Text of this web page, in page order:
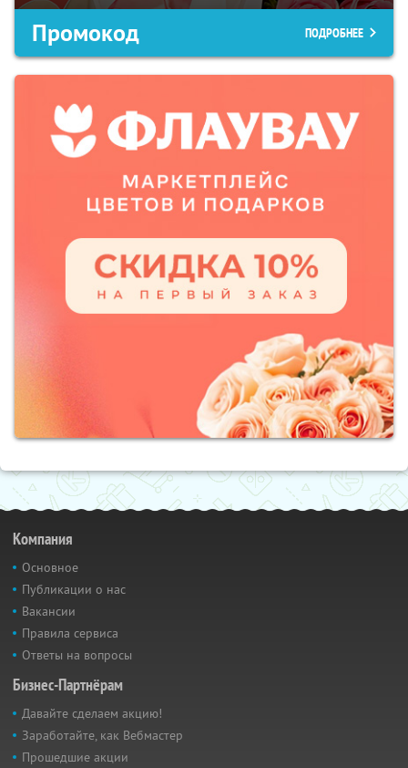
Промокод ПОДРОБНЕЕ
Компания
Основное
Публикации о нас
Вакансии
Правила сервиса
Ответы на вопросы
Бизнес-Партнёрам
Давайте сделаем акцию!
Заработайте, как Вебмастер
Прошедшие акции